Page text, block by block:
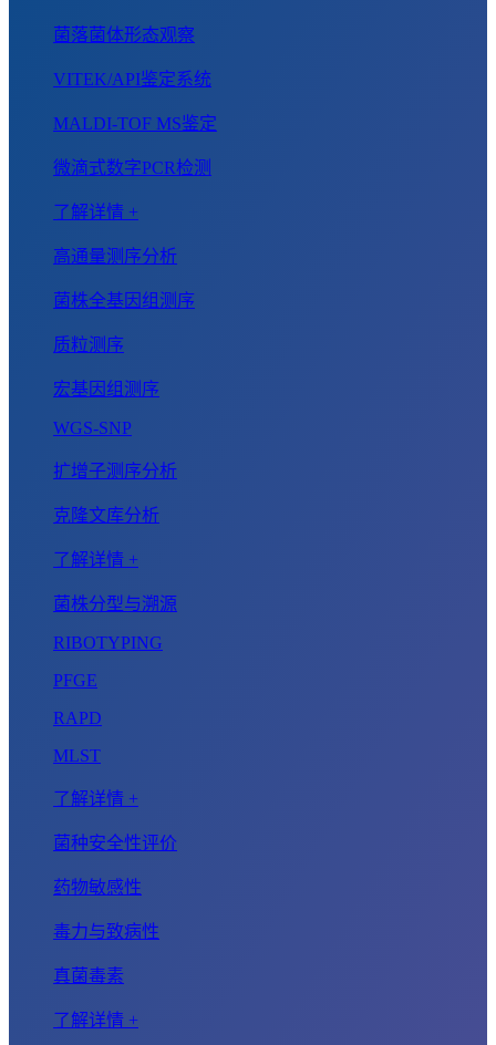
菌落菌体形态观察
VITEK/API鉴定系统
MALDI-TOF MS鉴定
微滴式数字PCR检测
了解详情 +
高通量测序分析
菌株全基因组测序
质粒测序
宏基因组测序
WGS-SNP
扩增子测序分析
克隆文库分析
了解详情 +
菌株分型与溯源
RIBOTYPING
PFGE
RAPD
MLST
了解详情 +
菌种安全性评价
药物敏感性
毒力与致病性
真菌毒素
了解详情 +